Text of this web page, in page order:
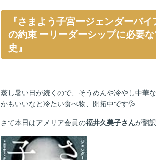
『さまよう子宮ージェンダーバ
の約束 ーリーダーシップに必要
史』
蒸し暑い日が続くので、そうめんや冷やし中華
かもいいなと冷たい食べ物、開拓中です💦
さて本日はアメリア会員の福井久美子さんが翻